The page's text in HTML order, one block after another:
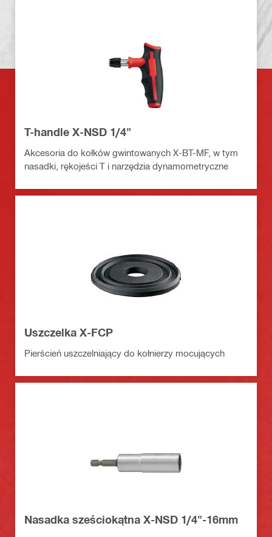
T-handle X-NSD 1/4"
Akcesoria do kołków gwintowanych X-BT-MF, w tym
nasadki, rękojeści T i narzędzia dynamometryczne
Uszczelka X-FCP
Pierścień uszczelniający do kołnierzy mocujących
Nasadka sześciokątna X-NSD 1/4"-16mm